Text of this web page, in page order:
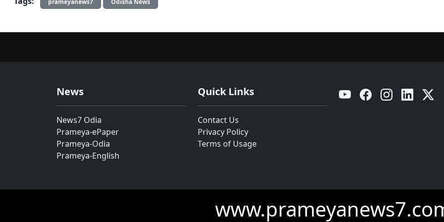
prameyanews7 Odisha News
News
News7 Odia
Prameya-ePaper
Prameya-Odia
Prameya-English
Quick Links
Contact Us
Privacy Policy
Terms of Usage
YouTube Facebook Instagram